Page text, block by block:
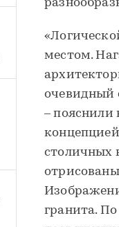
местом.
очевидный
– пояснили
столичных
гранита. По